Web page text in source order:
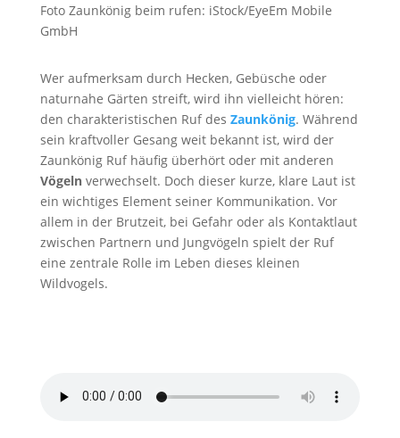
Foto Zaunkönig beim rufen: iStock/EyeEm Mobile
GmbH
Wer aufmerksam durch Hecken, Gebüsche oder
naturnahe Gärten streift, wird ihn vielleicht hören:
den charakteristischen Ruf des Zaunkönig. Während
sein kraftvoller Gesang weit bekannt ist, wird der
Zaunkönig Ruf häufig überhört oder mit anderen
Vögelnverwechselt. Doch dieser kurze, klare Laut ist
ein wichtiges Element seiner Kommunikation. Vor
allem in der Brutzeit, bei Gefahr oder als Kontaktlaut
zwischen Partnern und Jungvögeln spielt der Ruf
eine zentrale Rolle im Leben dieses kleinen
Wildvogels.